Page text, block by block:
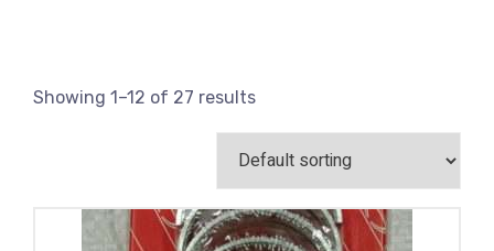
Showing 1–12 of 27 results